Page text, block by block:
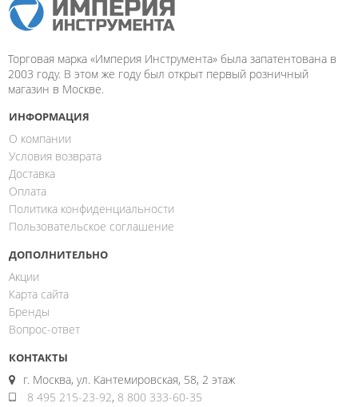
Торговая марка «Империя Инструмента» была запатентована в
2003 году. В этом же году был открыт первый розничный
магазин в Москве.
ИНФОРМАЦИЯ
О компании
Условия возврата
Доставка
Оплата
Политика конфиденциальности
Пользовательское соглашение
ДОПОЛНИТЕЛЬНО
Акции
Карта сайта
Бренды
Вопрос-ответ
КОНТАКТЫ
г. Москва, ул. Кантемировская, 58, 2 этаж
8 495 215-23-92, 8 800 333-60-35